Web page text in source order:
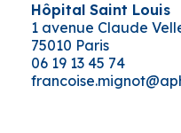
Hôpital Saint Louis
1 avenue Claude
75010 Paris
06 19 13 45 74